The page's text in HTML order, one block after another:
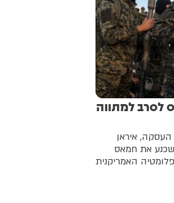
לסרב למתווה
איראן
את חמאס
האמריקנית